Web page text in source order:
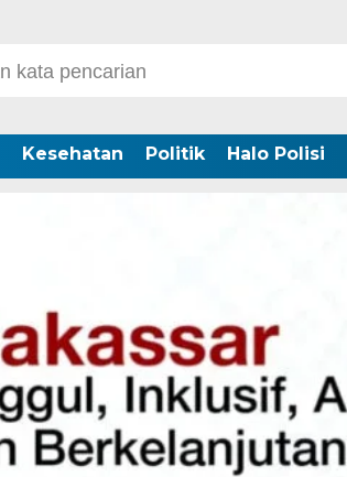
Kesehatan Politik Halo Polisi